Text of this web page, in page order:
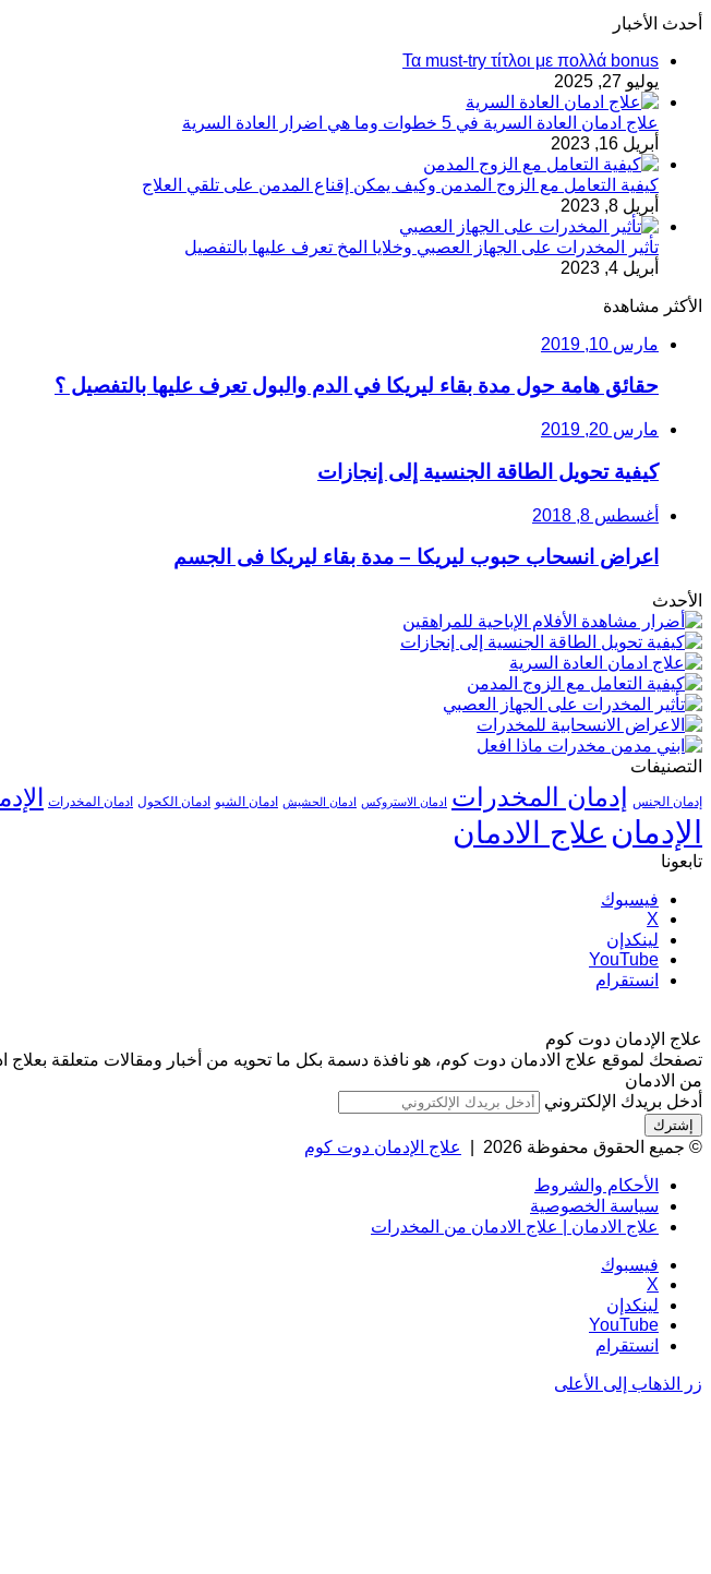
أحدث الأخبار
Τα must-try τίτλοι με πολλά bonus
يوليو 27, 2025
علاج ادمان العادة السرية في 5 خطوات وما هي اضرار العادة السرية
أبريل 16, 2023
كيفية التعامل مع الزوج المدمن وكيف يمكن إقناع المدمن على تلقي العلاج
أبريل 8, 2023
تأثير المخدرات على الجهاز العصبي وخلايا المخ تعرف عليها بالتفصيل
أبريل 4, 2023
الأكثر مشاهدة
مارس 10, 2019
حقائق هامة حول مدة بقاء ليريكا في الدم والبول تعرف عليها بالتفصيل ؟
مارس 20, 2019
كيفية تحويل الطاقة الجنسية إلى إنجازات
أغسطس 8, 2018
اعراض انسحاب حبوب ليريكا – مدة بقاء ليريكا فى الجسم
الأحدث
التصنيفات
إدمان الجنس إدمان المخدرات ادمان الاستروكس ادمان الحشيش ادمان الشبو ادمان الكحول ادمان المخدرات
الإدمان علاج الادمان
تابعونا
فيسبوك
‫X
لينكدإن
‫YouTube
انستقرام
علاج الإدمان دوت كوم
تصفحك لموقع علاج الادمان دوت كوم، هو نافذة دسمة بكل ما تحويه من أخبار ومقالات متعلقة بعلاج
من الادمان
أدخل بريدك الإلكتروني
© جميع الحقوق محفوظة 2026 | علاج الإدمان دوت كوم
الأحكام والشروط
سياسة الخصوصية
علاج الادمان | علاج الادمان من المخدرات
فيسبوك
‫X
لينكدإن
‫YouTube
انستقرام
زر الذهاب إلى الأعلى